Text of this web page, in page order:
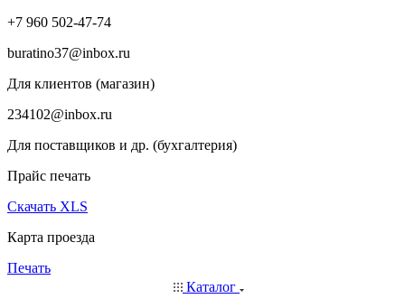
+7 960 502-47-74
buratino37@inbox.ru
Для клиентов (магазин)
234102@inbox.ru
Для поставщиков и др. (бухгалтерия)
Прайс печать
Скачать XLS
Карта проезда
Печать
Каталог